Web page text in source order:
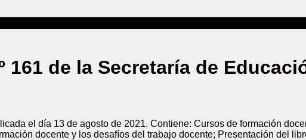
161 de la Secretaría de
el día 13 de agosto de 2021. Contiene: Cursos de formación
docente y los desafíos del trabajo docente; Presentación del